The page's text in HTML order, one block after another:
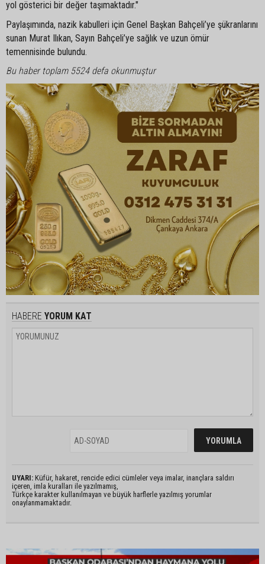
yol gösterici bir değer taşımaktadır."
Paylaşımında, nazik kabulleri için Genel Başkan Bahçeli’ye şükranlarını
sunan Murat Ilıkan, Sayın Bahçeli’ye sağlık ve uzun ömür
temennisinde bulundu.
Bu haber toplam 5524 defa okunmuştur
HABERE YORUM KAT
UYARI: Küfür, hakaret, rencide edici cümleler veya imalar, inançlara saldırı
içeren, imla kuralları ile yazılmamış,
Türkçe karakter kullanılmayan ve büyük harflerle yazılmış yorumlar
onaylanmamaktadır.